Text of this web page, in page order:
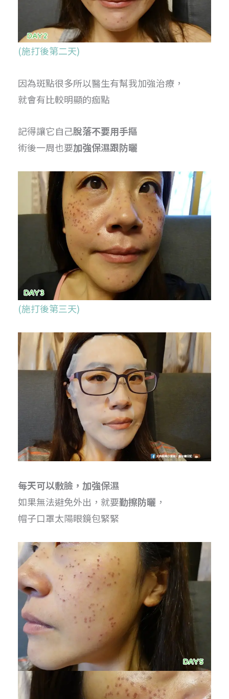
(施打後第二天)
因為斑點很多所以醫生有幫我加強治療，
就會有比較明顯的痂點
記得讓它自己脫落不要用手摳
術後一周也要加強保濕跟防曬
(施打後第三天)
每天可以敷臉，加強保濕
如果無法避免外出，就要勤擦防曬 ，
帽子口罩太陽眼鏡包緊緊